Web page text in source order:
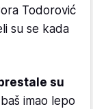
Todorović
su se kada
su
imao lepo